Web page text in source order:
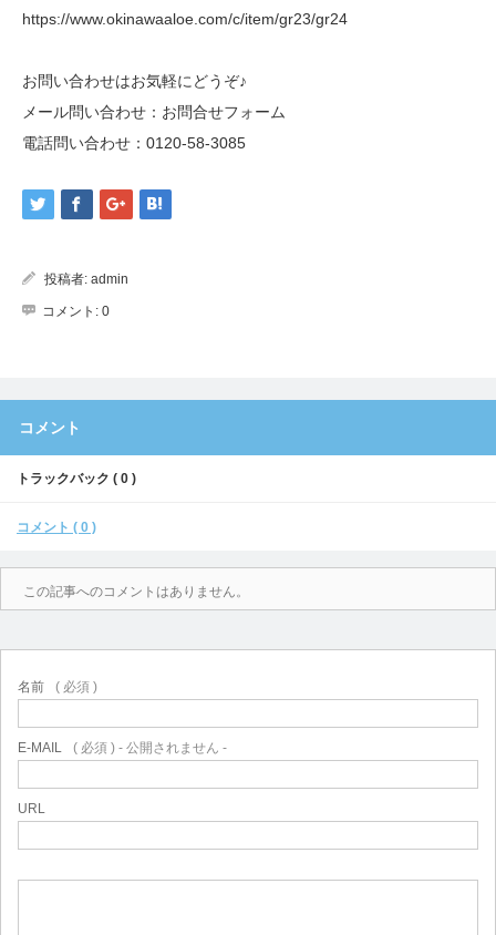
https://www.okinawaaloe.com/c/item/gr23/gr24
お問い合わせはお気軽にどうぞ♪
メール問い合わせ： お問合せフォーム
電話問い合わせ： 0120-58-3085
投稿者: admin
コメント: 0
コメント
トラックバック ( 0 )
コメント ( 0 )
この記事へのコメントはありません。
名前 ( 必須 )
E-MAIL ( 必須 ) - 公開されません -
URL